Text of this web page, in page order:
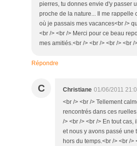
pierres, tu donnes envie d'y passer
proche de la nature... Il me rappelle
où je passais mes vacances<br />
<br /> <br /> Merci pour ce beau
mes amitiés.<br /> <br /> <br /> <br /
Répondre
C Christiane 01/06/2011
<br /> <br /> Tellement
rencontrés dans ces
/> <br /> <br /> En tout cas,
et nous y avons passé une
hors du temps.<br /> <br /